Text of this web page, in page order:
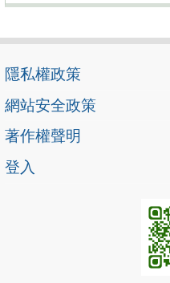
隱私權政策
網站安全政策
著作權聲明
登入